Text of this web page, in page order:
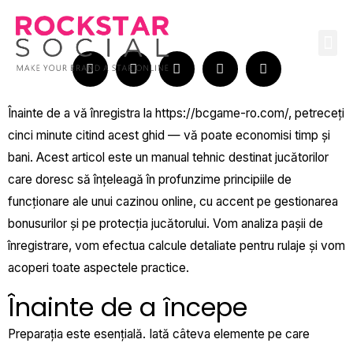
content
Înainte de a vă înregistra la https://bcgame-ro.com/, petreceți
cinci minute citind acest ghid — vă poate economisi timp și
bani. Acest articol este un manual tehnic destinat jucătorilor
care doresc să înțeleagă în profunzime principiile de
funcționare ale unui cazinou online, cu accent pe gestionarea
bonusurilor și pe protecția jucătorului. Vom analiza pașii de
înregistrare, vom efectua calcule detaliate pentru rulaje și vom
acoperi toate aspectele practice.
Înainte de a începe
Preparația este esențială. Iată câteva elemente pe care